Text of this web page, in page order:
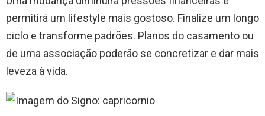
permitirá um lifestyle mais gostoso. Finalize um longo
ciclo e transforme padrões. Planos do casamento ou
de uma associação poderão se concretizar e dar mais
leveza à vida.